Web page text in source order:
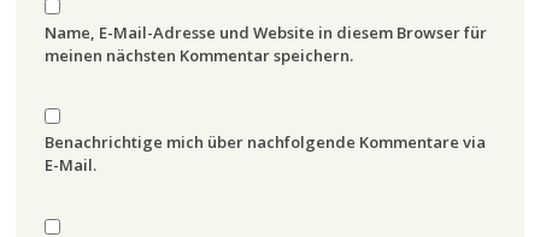
Name, E-Mail-Adresse und Website in diesem Browser für
meinen nächsten Kommentar speichern.
Benachrichtige mich über nachfolgende Kommentare via
E-Mail.